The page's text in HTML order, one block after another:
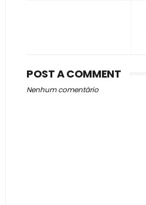
POST A COMMENT
Nenhum comentário